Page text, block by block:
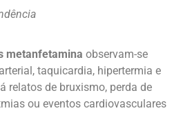
metanfetamina observam-se
taquicardia, hipertermia e
relatos de bruxismo, perda de
ou eventos cardiovasculares